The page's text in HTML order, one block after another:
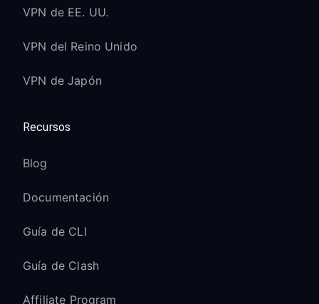
VPN de EE. UU.
VPN del Reino Unido
VPN de Japón
Recursos
Blog
Documentación
Guía de CLI
Guía de Clash
Affiliate Program